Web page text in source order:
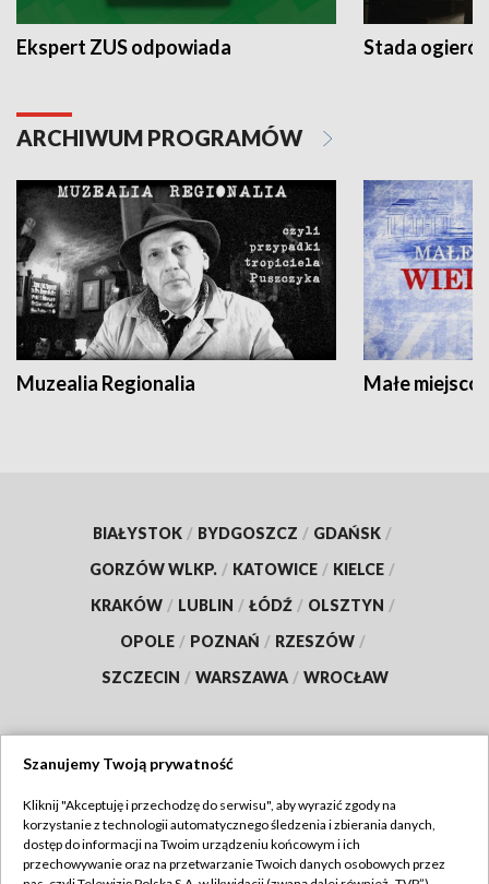
Ekspert ZUS odpowiada Stada
ARCHIWUM PROGRAMÓW
Muzealia Regionalia Małe
BIAŁYSTOK / BYDGOSZCZ / GDAŃSK /
GORZÓW WLKP. / KATOWICE / KIELCE /
KRAKÓW / LUBLIN / ŁÓDŹ / OLSZTYN /
OPOLE / POZNAŃ / RZESZÓW /
SZCZECIN / WARSZAWA / WROCŁAW
TVP
Abonament TVP
Regulamin TVP
Szanujemy Twoją prywatność
Kliknij "Akceptuję i przechodzę do serwisu", aby wyrazić zgody na
korzystanie z technologii automatycznego śledzenia i zbierania danych,
dostęp do informacji na Twoim urządzeniu końcowym i ich
przechowywanie oraz na przetwarzanie Twoich danych osobowych przez